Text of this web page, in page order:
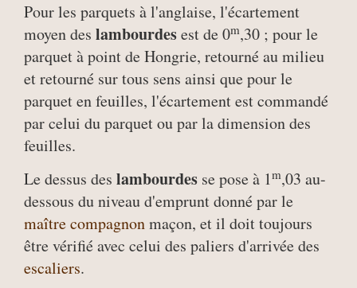
Pour les parquets à l'anglaise, l'écartement
moyen des lambourdesest de 0m,30 ; pour le
parquet à point de Hongrie, retourné au milieu
et retourné sur tous sens ainsi que pour le
parquet en feuilles, l'écartement est commandé
par celui du parquet ou par la dimension des
feuilles.
Le dessus des lambourdes se pose à 1m,03 au-
dessous du niveau d'emprunt donné par le
maître compagnonmaçon, et il doit toujours
être vérifié avec celui des paliers d'arrivée des
escaliers.